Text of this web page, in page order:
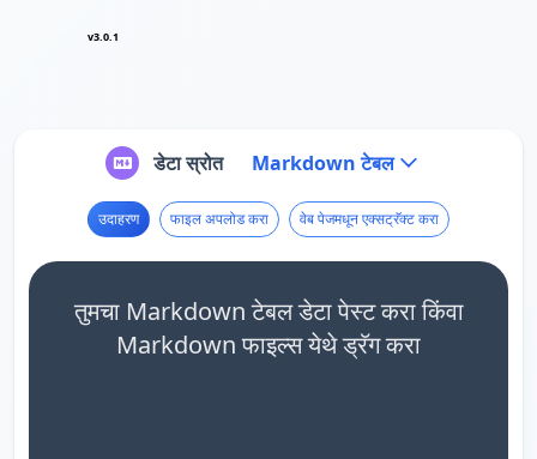
v3.0.1
डेटा स्रोत Markdown टेबल
उदाहरण फाइल अपलोड करा वेब पेजमधून एक्सट्रॅक्ट करा
तुमचा Markdown टेबल डेटा पेस्ट करा किंवा
Markdown फाइल्स येथे ड्रॅग करा